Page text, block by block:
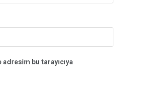
bu tarayıcıya